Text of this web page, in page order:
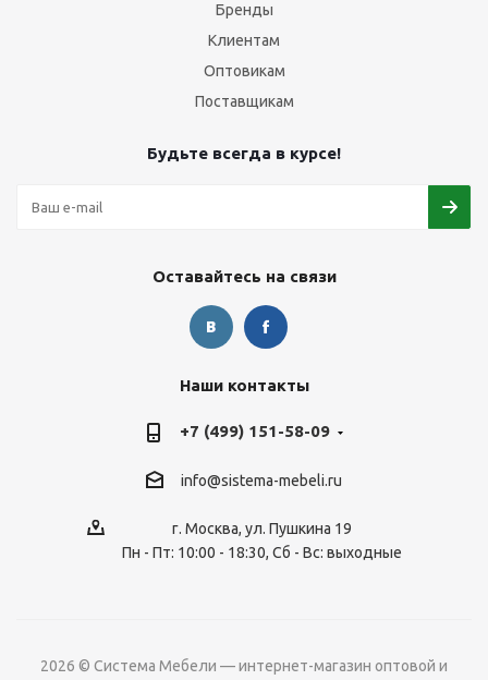
Бренды
Клиентам
Оптовикам
Поставщикам
Будьте всегда в курсе!
Оставайтесь на связи
Наши контакты
+7 (499) 151-58-09
info@sistema-mebeli.ru
г. Москва, ул. Пушкина 19
Пн - Пт: 10:00 - 18:30, Сб - Вс: выходные
2026 © Система Мебели — интернет-магазин оптовой и